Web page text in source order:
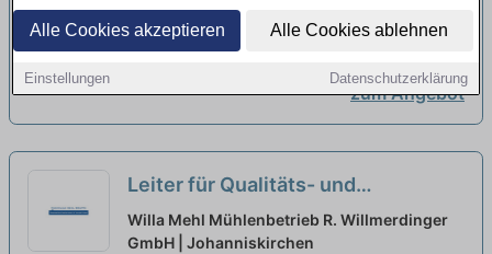
Alle Cookies akzeptieren Alle Cookies ablehnen
Einstellungen Datenschutzerklärung
Kinderversorgung in Obernzell in
Teilzeit (50-75 %) - Hier bist Du
Pflegedienst Nightingale | Ortenburg
zum Angebot
Leiter für Qualitäts- und
Hygienemanagement (m/w/d) -
Vollzeit / Teilzeit neu
Willa Mehl Mühlenbetrieb R. Willmerdinger
GmbH | Johanniskirchen